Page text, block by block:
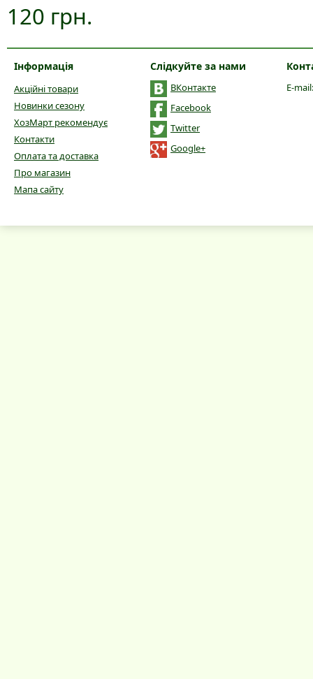
120 грн.
Інформація
Акційні товари
Новинки сезону
ХозМарт рекомендує
Контакти
Оплата та доставка
Про магазин
Мапа сайту
Слідкуйте за нами
ВКонтакте
Facebook
Twitter
Google+
E-